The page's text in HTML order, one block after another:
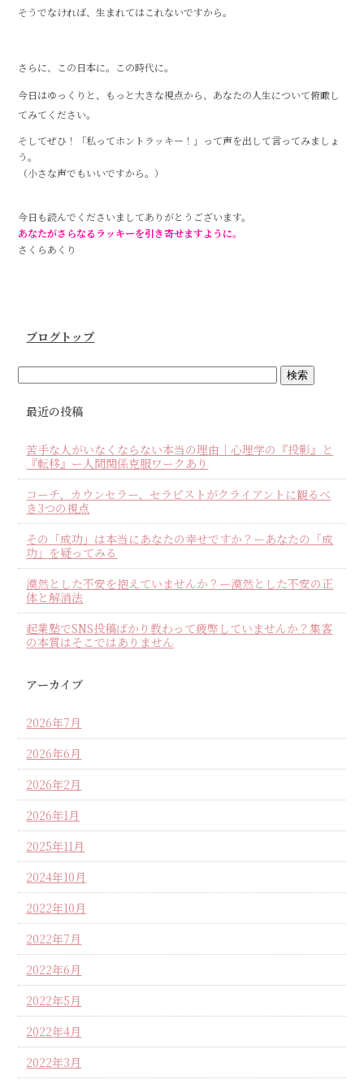
そうでなければ、生まれてはこれないですから。
さらに、この日本に。この時代に。
今日はゆっくりと、もっと大きな視点から、あなたの人生について俯瞰し
てみてください。
そしてぜひ！「私ってホントラッキー！」って声を出して言ってみましょ
う。
（小さな声でもいいですから。）
今日も読んでくださいましてありがとうございます。
あなたがさらなるラッキーを引き寄せますように。
さくらあくり
ブログトップ
最近の投稿
苦手な人がいなくならない本当の理由｜心理学の『投影』と
『転移』ー人間関係克服ワークあり
コーチ、カウンセラー、セラピストがクライアントに観るべ
き3つの視点
その「成功」は本当にあなたの幸せですか？ーあなたの「成
功」を疑ってみる
漠然とした不安を抱えていませんか？ー漠然とした不安の正
体と解消法
起業塾でSNS投稿ばかり教わって疲弊していませんか？集客
の本質はそこではありません
アーカイブ
2026年7月
2026年6月
2026年2月
2026年1月
2025年11月
2024年10月
2022年10月
2022年7月
2022年6月
2022年5月
2022年4月
2022年3月